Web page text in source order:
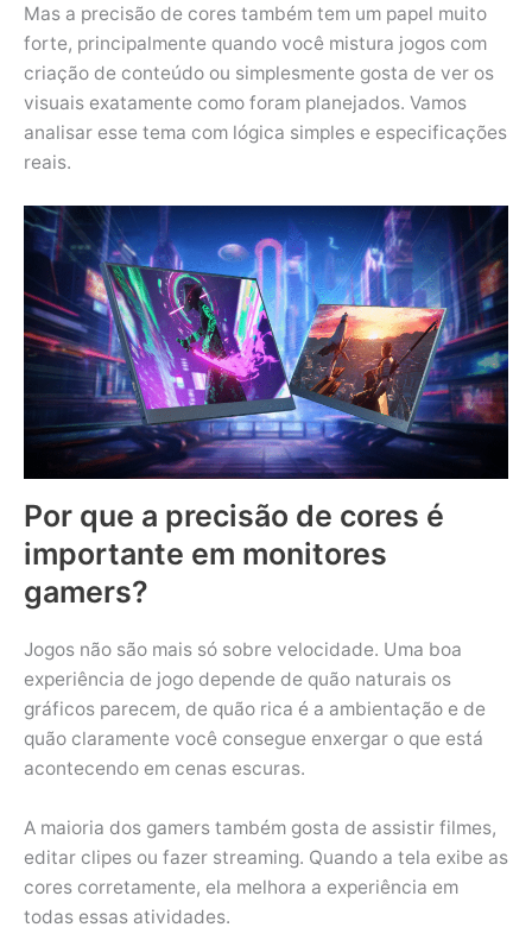
Mas a precisão de cores também tem um papel muito
forte, principalmente quando você mistura jogos com
criação de conteúdo ou simplesmente gosta de ver os
visuais exatamente como foram planejados. Vamos
analisar esse tema com lógica simples e especificações
reais.
Por que a precisão de cores é
importante em monitores
gamers?
Jogos não são mais só sobre velocidade. Uma boa
experiência de jogo depende de quão naturais os
gráficos parecem, de quão rica é a ambientação e de
quão claramente você consegue enxergar o que está
acontecendo em cenas escuras.
A maioria dos gamers também gosta de assistir filmes,
editar clipes ou fazer streaming. Quando a tela exibe as
cores corretamente, ela melhora a experiência em
todas essas atividades.